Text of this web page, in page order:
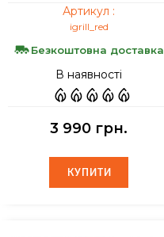
Артикул :
igrill_red
Безкоштовна доставка
В наявності
3 990 грн.
КУПИТИ
КУПИТИ